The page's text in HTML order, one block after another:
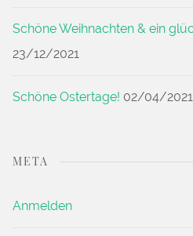
Schöne Weihnachten & ein
23/12/2021
Schöne Ostertage! 02/04/2021
META
Anmelden